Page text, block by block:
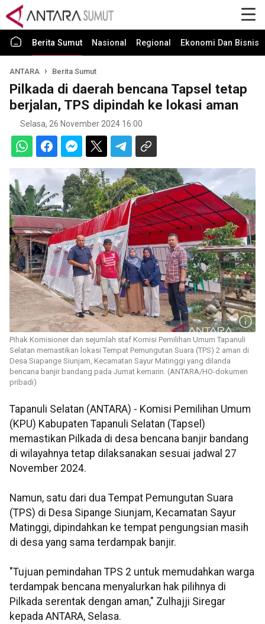
Berita Sumut Nasional Regional Ekonomi Dan Bisnis
ANTARA Berita Sumut
Pilkada di daerah bencana Tapsel tetap
berjalan, TPS dipindah ke lokasi aman
Selasa, 26 November 2024 16:00
Pihak Komisioner dan sejumlah staf Komisi Pemilihan Umum Tapanuli
Selatan memastikan lokasi Tempat Pemungutan Suara (TPS) 2 aman di
Desa Siapange Siunjam, Kecamatan Sayur Matinggi yang dilanda
bencana banjir bandang pada Jumat kemarin. (ANTARA/HO-dokumen
pribadi)
Tapanuli Selatan (ANTARA) - Komisi Pemilihan Umum
(KPU) Kabupaten Tapanuli Selatan (Tapsel)
memastikan Pilkada di desa bencana banjir bandang
di wilayahnya tetap dilaksanakan sesuai jadwal 27
November 2024.
Namun, satu dari dua Tempat Pemungutan Suara
(TPS) di Desa Sipange Siunjam, Kecamatan Sayur
Matinggi, dipindahkan ke tempat pengungsian masih
di desa yang sama terdampak banjir.
"Tujuan pemindahan TPS 2 untuk memudahkan warga
terdampak bencana menyalurkan hak pilihnya di
Pilkada serentak dengan aman," Zulhajji Siregar
kepada ANTARA, Selasa.